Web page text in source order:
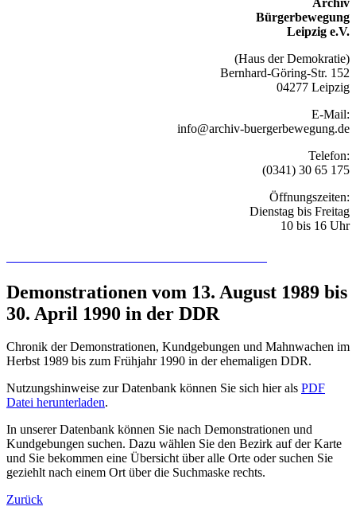
Archiv
Bürgerbewegung
Leipzig e.V.
(Haus der Demokratie)
Bernhard-Göring-Str. 152
04277 Leipzig
E-Mail:
info@archiv-buergerbewegung.de
Telefon:
(0341) 30 65 175
Öffnungszeiten:
Dienstag bis Freitag
10 bis 16 Uhr
Demonstrationen vom 13. August 1989 bis
30. April 1990 in der DDR
Chronik der Demonstrationen, Kundgebungen und Mahnwachen im
Herbst 1989 bis zum Frühjahr 1990 in der ehemaligen DDR.
Nutzungshinweise zur Datenbank können Sie sich hier als PDF
Datei herunterladen.
In unserer Datenbank können Sie nach Demonstrationen und
Kundgebungen suchen. Dazu wählen Sie den Bezirk auf der Karte
und Sie bekommen eine Übersicht über alle Orte oder suchen Sie
geziehlt nach einem Ort über die Suchmaske rechts.
Zurück